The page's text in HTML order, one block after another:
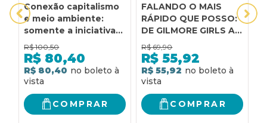
Conexão capitalismo
e meio ambiente:
somente a iniciativa
privada pode
preservar o meio
ambiente
R$ 100,50
R$ 80,40
R$ 80,40
COMPRAR
FALANDO O MAIS
RÁPIDO QUE POSSO:
DE GILMORE GIRLS A
GILMORE GIRLS E
TUDO NO MEIO DO
CAMINHO: DE
GILMORE GIRLS A
TUDO NO MEIO DO
CAMINHO
R$ 69,90
R$ 55,92
R$ 55,92
COMPRAR